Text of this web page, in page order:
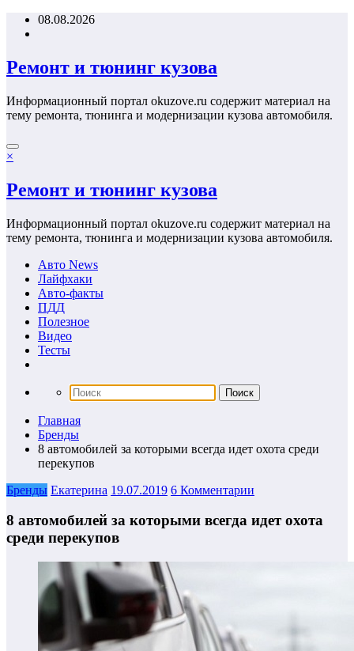
Перейти08.08.2026
Ремонт и тюнинг кузова
Информационный портал okuzove.ru содержит материал на
тему ремонта, тюнинга и модернизации кузова автомобиля.
×
Ремонт и тюнинг кузова
Информационный портал okuzove.ru содержит материал на
тему ремонта, тюнинга и модернизации кузова автомобиля.
Авто News
Лайфхаки
Авто-факты
ПДД
Полезное
Видео
Тесты
Главная
Бренды
8 автомобилей за которыми всегда идет охота среди
перекупов
Бренды Екатерина 19.07.2019 6 Комментарии
8 автомобилей за которыми всегда идет охота
среди перекупов